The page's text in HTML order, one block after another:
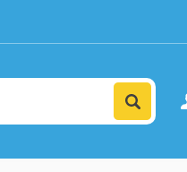
Vyhledat